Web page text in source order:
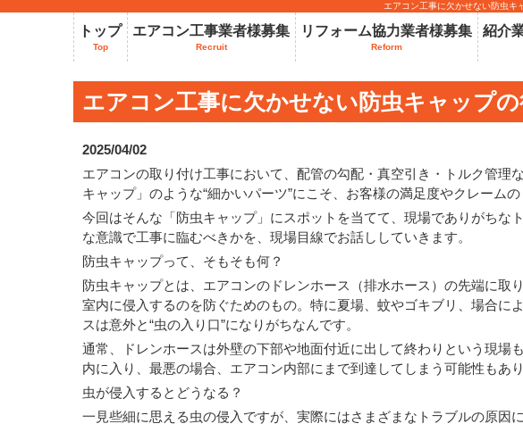
エアコン工事に欠かせない防虫キ
トップ
Top
エアコン工事業者様募集
Recruit
リフォーム協力業者様募集
Reform
紹介
エアコン工事に欠かせない防虫キャップ
ょっとしたひと手間”が信頼を生む
2025/04/02
エアコンの取り付け工事において、配管の勾配・真空引き・トルク管理
キャップ」のような“細かいパーツ”にこそ、お客様の満足度やクレーム
今回はそんな「防虫キャップ」にスポットを当てて、現場でありがちな
な意識で工事に臨むべきかを、現場目線でお話ししていきます。
防虫キャップって、そもそも何？
防虫キャップとは、エアコンのドレンホース（排水ホース）の先端に取
室内に侵入するのを防ぐためのもの。特に夏場、蚊やゴキブリ、場合に
スは意外と“虫の入り口”になりがちなんです。
通常、ドレンホースは外壁の下部や地面付近に出して終わりという現場
内に入り、最悪の場合、エアコン内部にまで到達してしまう可能性もあり
虫が侵入するとどうなる？
一見些細に思える虫の侵入ですが、実際にはさまざまなトラブルの原因に